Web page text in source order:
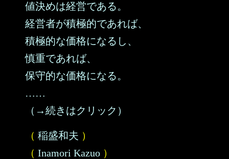
値決めは経営である。
経営者が積極的であれば、
積極的な価格になるし、
慎重であれば、
保守的な価格になる。
……
（→続きはクリック）
（ 稲盛和夫 ）
（ Inamori Kazuo ）